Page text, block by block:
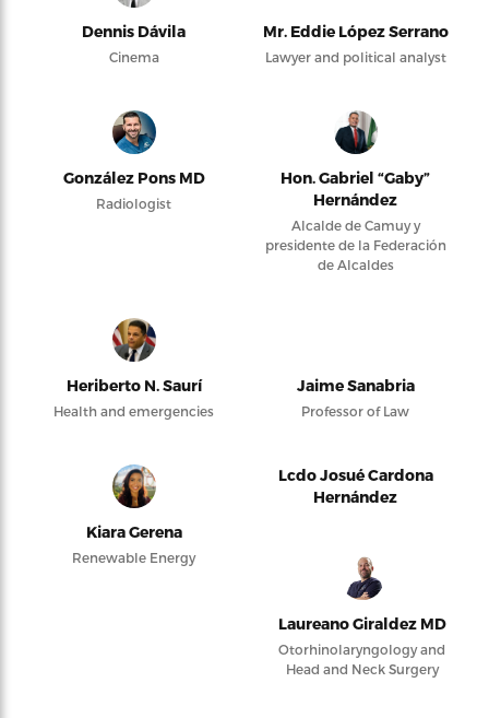
Dennis Dávila
Cinema
Mr. Eddie López Serrano
Lawyer and political analyst
González Pons MD
Radiologist
Hon. Gabriel “Gaby”
Hernández
Alcalde de Camuy y
presidente de la Federación
de Alcaldes
Heriberto N. Saurí
Health and emergencies
Jaime Sanabria
Professor of Law
Kiara Gerena
Renewable Energy
Lcdo Josué Cardona
Hernández
Laureano Giraldez MD
Otorhinolaryngology and
Head and Neck Surgery